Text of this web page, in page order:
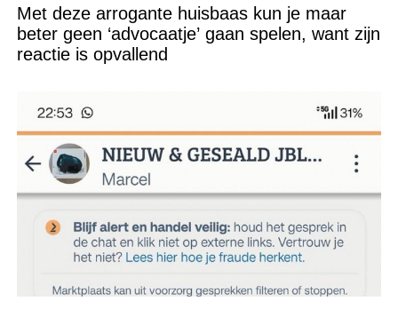
Met deze arrogante huisbaas kun je maar
beter geen ‘advocaatje’ gaan spelen, want zijn
reactie is opvallend